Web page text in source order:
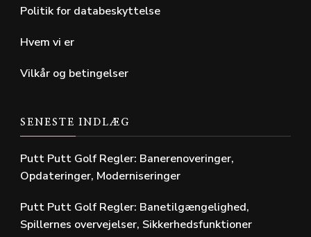
Politik for databeskyttelse
Hvem vi er
Vilkår og betingelser
SENESTE INDLÆG
Putt Putt Golf Regler: Banerenoveringer,
Opdateringer, Moderniseringer
Putt Putt Golf Regler: Banetilgængelighed,
Spillernes overvejelser, Sikkerhedsfunktioner